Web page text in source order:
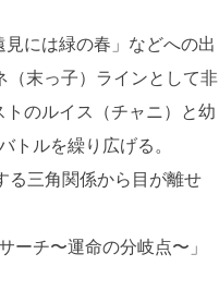
には緑の春」などへの出
（末っ子）ラインとして非
のルイス（チャニ）と幼
トルを繰り広げる。
る三角関係から目が離せ
ーチ〜運命の分岐点〜」